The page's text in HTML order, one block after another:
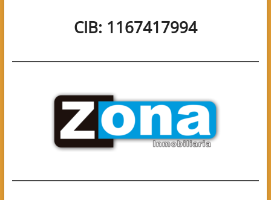
CIB: 1167417994